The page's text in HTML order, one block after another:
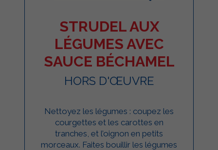
STRUDEL AUX
LÉGUMES AVEC
SAUCE BÉCHAMEL
HORS D'ŒUVRE
Nettoyez les légumes : coupez les
courgettes et les carottes en
tranches, et l’oignon en petits
morceaux. Faites bouillir les légumes